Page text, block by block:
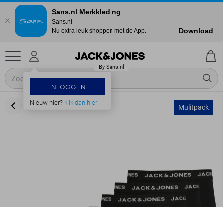
INLOGGEN
Nieuw hier? klik dan hier
Mulitpack
Sans.nl Merkkleding
Sans.nl
Nu extra leuk shoppen met de App.
Download